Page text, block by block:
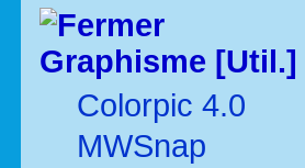
Graphisme [Util.]
Colorpic 4.0
MWSnap